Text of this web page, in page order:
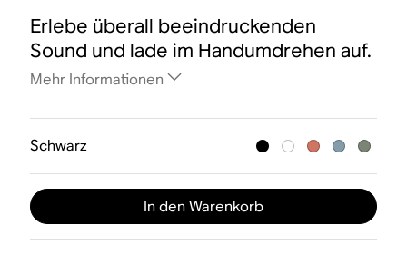
Erlebe überall beeindruckenden
Sound und lade im Handumdrehen auf.
Mehr Informationen
Schwarz
In den Warenkorb